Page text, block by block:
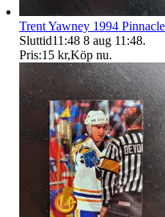
Trent Yawney 1994
Sluttid11:48 8 aug 11:48.
Pris:15 kr,Köp nu.